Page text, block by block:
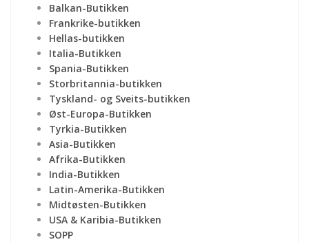
Balkan-Butikken
Frankrike-butikken
Hellas-butikken
Italia-Butikken
Spania-Butikken
Storbritannia-butikken
Tyskland- og Sveits-butikken
Øst-Europa-Butikken
Tyrkia-Butikken
Asia-Butikken
Afrika-Butikken
India-Butikken
Latin-Amerika-Butikken
Midtøsten-Butikken
USA & Karibia-Butikken
SOPP